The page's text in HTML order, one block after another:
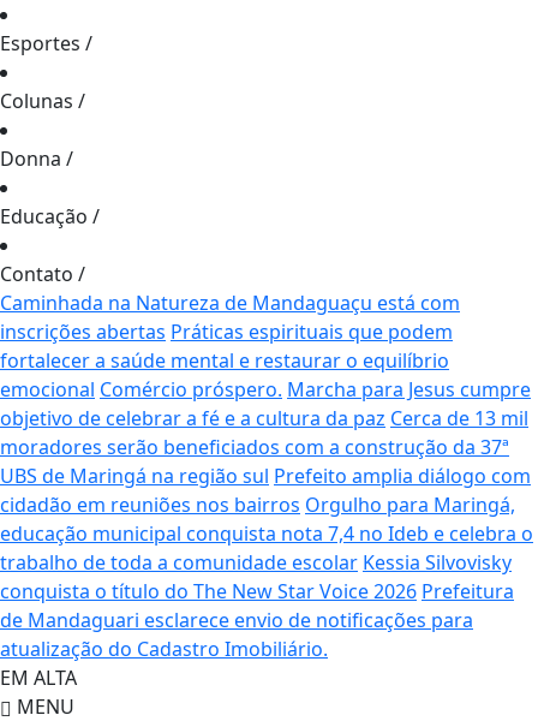
Esportes /
Colunas /
Donna /
Educação /
Contato /
Caminhada na Natureza de Mandaguaçu está com
inscrições abertas Práticas espirituais que podem
fortalecer a saúde mental e restaurar o equilíbrio
emocional Comércio próspero. Marcha para Jesus cumpre
objetivo de celebrar a fé e a cultura da paz Cerca de 13 mil
moradores serão beneficiados com a construção da 37ª
UBS de Maringá na região sul Prefeito amplia diálogo com
cidadão em reuniões nos bairros Orgulho para Maringá,
educação municipal conquista nota 7,4 no Ideb e celebra o
trabalho de toda a comunidade escolar Kessia Silvovisky
conquista o título do The New Star Voice 2026 Prefeitura
de Mandaguari esclarece envio de notificações para
atualização do Cadastro Imobiliário.
EM ALTA
MENU